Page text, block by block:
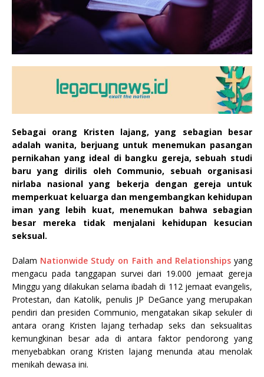
Sebagai orang Kristen lajang, yang sebagian besar
adalah wanita, berjuang untuk menemukan pasangan
pernikahan yang ideal di bangku gereja, sebuah studi
baru yang dirilis oleh Communio, sebuah organisasi
nirlaba nasional yang bekerja dengan gereja untuk
memperkuat keluarga dan mengembangkan kehidupan
iman yang lebih kuat, menemukan bahwa sebagian
besar mereka tidak menjalani kehidupan kesucian
seksual.
Dalam Nationwide Study on Faith and Relationshipsyang
mengacu pada tanggapan survei dari 19.000 jemaat gereja
Minggu yang dilakukan selama ibadah di 112 jemaat evangelis,
Protestan, dan Katolik, penulis JP DeGance yang merupakan
pendiri dan presiden Communio, mengatakan sikap sekuler di
antara orang Kristen lajang terhadap seks dan seksualitas
kemungkinan besar ada di antara faktor pendorong yang
menyebabkan orang Kristen lajang menunda atau menolak
menikah dewasa ini.